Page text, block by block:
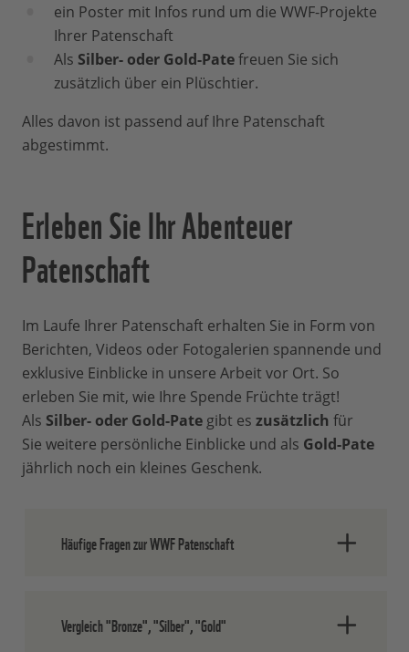
ein Poster mit Infos rund um die WWF-Projekte
Ihrer Patenschaft
Als Silber- oder Gold-Patefreuen Sie sich
zusätzlich über ein Plüschtier.
Alles davon ist passend auf Ihre Patenschaft
abgestimmt.
Erleben Sie Ihr Abenteuer
Patenschaft
Im Laufe Ihrer Patenschaft erhalten Sie in Form von
Berichten, Videos oder Fotogalerien spannende und
exklusive Einblicke in unsere Arbeit vor Ort. So
erleben Sie mit, wie Ihre Spende Früchte trägt!
Als Silber- oder Gold-Pate gibt es zusätzlich für
Sie weitere persönliche Einblicke und als Gold-Pate
jährlich noch ein kleines Geschenk.
Häufige Fragen zur WWF Patenschaft
Vergleich "Bronze", "Silber", "Gold"